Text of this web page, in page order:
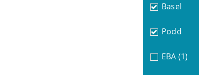
Basel
Podd
EBA (1)